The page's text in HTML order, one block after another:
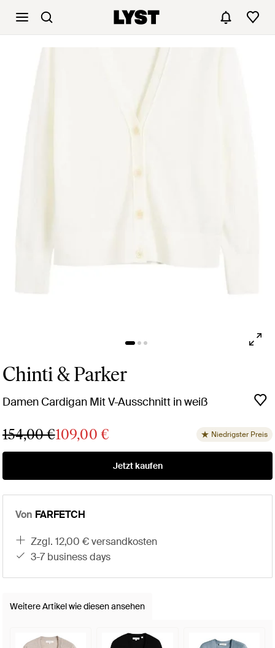
Chinti & Parker
Damen Cardigan Mit V-Ausschnitt in weiß
154,00 €109,00 € Niedrigster Preis
Jetzt kaufen
Von FARFETCH
zzgl. 12,00 € versandkosten
3-7 business days
Weitere Artikel wie diesen ansehen